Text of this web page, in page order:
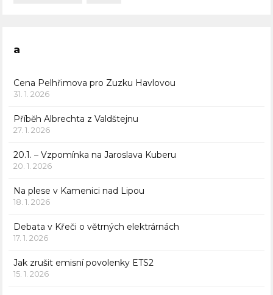
a
Cena Pelhřimova pro Zuzku Havlovou
31. 1. 2026
Příběh Albrechta z Valdštejnu
27. 1. 2026
20.1. – Vzpomínka na Jaroslava Kuberu
20. 1. 2026
Na plese v Kamenici nad Lipou
18. 1. 2026
Debata v Křeči o větrných elektrárnách
17. 1. 2026
Jak zrušit emisní povolenky ETS2
15. 1. 2026